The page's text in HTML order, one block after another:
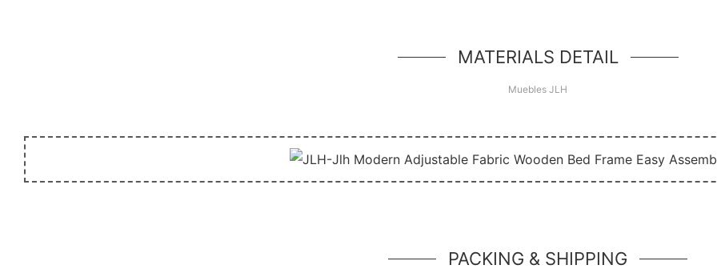
MATERIALS DETAIL
Muebles JLH
PACKING & SHIPPING